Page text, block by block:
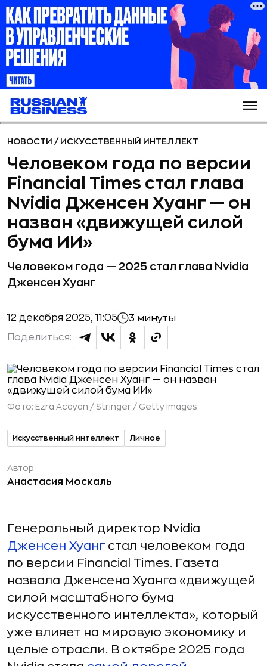
НОВОСТИ / ИСКУССТВЕННЫЙ ИНТЕЛЛЕКТ
Человеком года по версии
Financial Times стал глава
Nvidia Дженсен Хуанг — он
назван «движущей силой
бума ИИ»
Человеком года — 2025 стал глава Nvidia
Дженсен Хуанг
12 декабря 2025, 11:05 3 минуты
Поделиться:
Фото: Ezra Acayan / Stringer / Getty Images
Искусственный интеллект Личное
Автор:
Анастасия Москаль
Генеральный директор Nvidia
Дженсен Хуанг стал человеком года
по версии Financial Times. Газета
назвала Дженсена Хуанга «движущей
силой масштабного бума
искусственного интеллекта», который
уже влияет на мировую экономику и
целые отрасли. В октябре 2025 года